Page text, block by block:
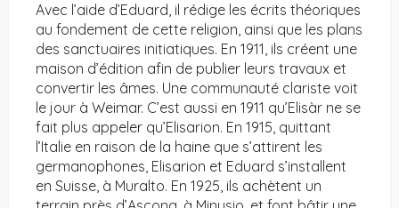
Avec l’aide d’Eduard, il rédige les écrits théoriques
au fondement de cette religion, ainsi que les plans
des sanctuaires initiatiques. En 1911, ils créent une
maison d’édition afin de publier leurs travaux et
convertir les âmes. Une communauté clariste voit
le jour à Weimar. C’est aussi en 1911 qu’Elisàr ne se
fait plus appeler qu’Elisarion. En 1915, quittant
l’Italie en raison de la haine que s’attirent les
germanophones, Elisarion et Eduard s’installent
en Suisse, à Muralto. En 1925, ils achètent un